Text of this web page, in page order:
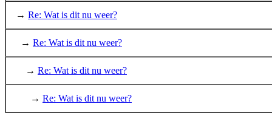
→ Re: Wat is dit nu weer?
→ Re: Wat is dit nu weer?
→ Re: Wat is dit nu weer?
→ Re: Wat is dit nu weer?